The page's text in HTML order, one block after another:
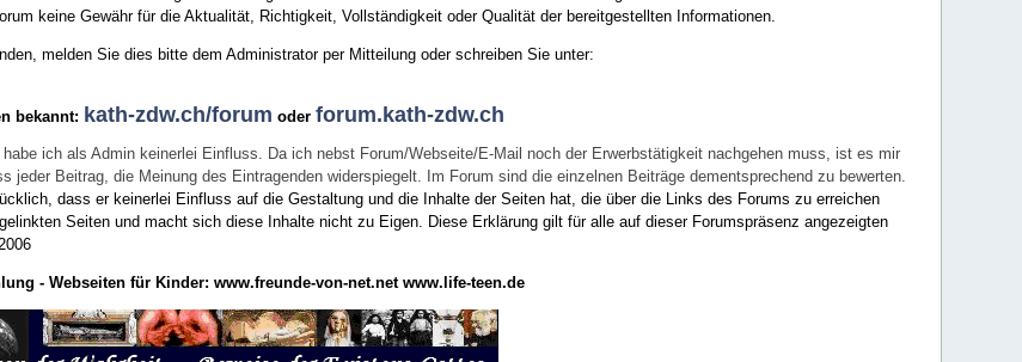
keine Gewähr für die Aktualität, Richtigkeit, Vollständigkeit oder Qualität der bereitgestellten Informationen.
melden Sie dies bitte dem Administrator per Mitteilung oder schreiben Sie unter:
bekannt: kath-zdw.ch/forum oderforum.kath-zdw.ch
ich als Admin keinerlei Einfluss. Da ich nebst Forum/Webseite/E-Mail noch der Erwerbstätigkeit nachgehen muss, ist es mir
Beitrag, die Meinung des Eintragenden widerspiegelt. Im Forum sind die einzelnen Beiträge dementsprechend zu bewerten.
dass er keinerlei Einfluss auf die Gestaltung und die Inhalte der Seiten hat, die über die Links des Forums zu erreichen
Seiten und macht sich diese Inhalte nicht zu Eigen. Diese Erklärung gilt für alle auf dieser Forumspräsenz angezeigten
- Webseiten für Kinder: www.freunde-von-net.net www.life-teen.de